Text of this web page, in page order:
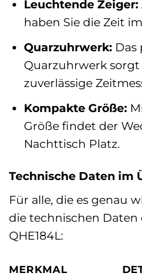
Leuchtende Zeiger:
haben Sie die Zeit
Quarzuhrwerk:Das
Quarzuhrwerk
zuverlässige
Kompakte Größe:
Größe findet der
Nachttisch Platz.
Technische Daten im
Für alle, die es genau
die technischen Daten
QHE184L:
MERKMAL